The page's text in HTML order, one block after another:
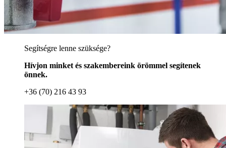
Segítségre lenne szüksége?
Hívjon minket és szakembereink örömmel segítenek
önnek.
+36 (70) 216 43 93